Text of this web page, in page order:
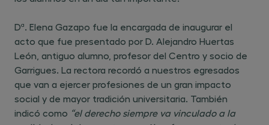
Dª. Elena Gazapo fue la encargada de inaugurar el
acto que fue presentado por D. Alejandro Huertas
León, antiguo alumno, profesor del Centro y socio de
Garrigues. La rectora recordó a nuestros egresados
que van a ejercer profesiones de un gran impacto
social y de mayor tradición universitaria. También
indicó como “el derecho siempre va vinculado a la